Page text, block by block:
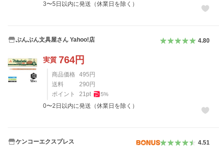
3〜5日以内に発送（休業日を除く）
ぶんぶん文具屋さん Yahoo!店 4.80
実質 764円
商品価格 495 円
送料
290 円
ポイント
21pt 5%
0〜2日以内に発送（休業日を除く）
ケンコーエクスプレス 4.51